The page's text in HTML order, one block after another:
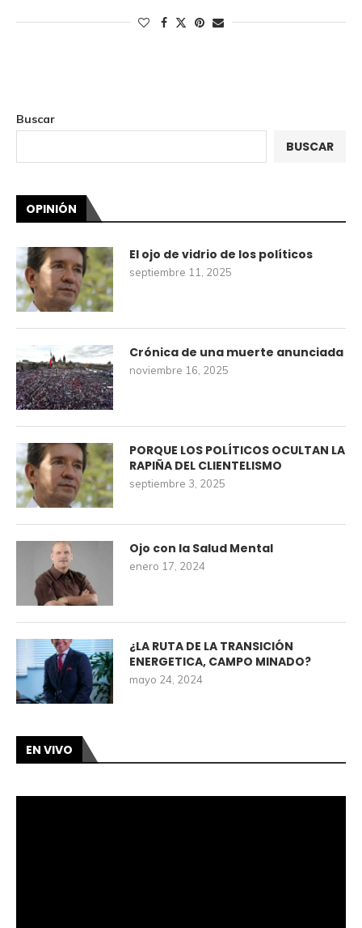
Buscar
BUSCAR
OPINIÓN
El ojo de vidrio de los políticos
septiembre 11, 2025
Crónica de una muerte anunciada
noviembre 16, 2025
PORQUE LOS POLÍTICOS OCULTAN LA
RAPIÑA DEL CLIENTELISMO
septiembre 3, 2025
Ojo con la Salud Mental
enero 17, 2024
¿LA RUTA DE LA TRANSICIÓN
ENERGETICA, CAMPO MINADO?
mayo 24, 2024
EN VIVO